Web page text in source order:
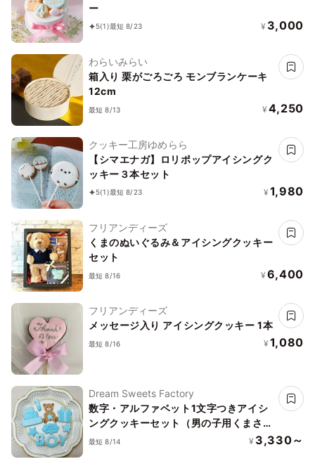
ー
5(1)最短 8/23 ¥ 3,000
わらいみらい
箱入り 栗がごろごろ モンブランケーキ
12cm
最短 8/13 ¥ 4,250
クッキー工房ゆめらら
【シマエナガ】ロリポップアイシングク
ッキー３本セット
5(1)最短 8/23 ¥ 1,980
フリアンディーズ
くまのぬいぐるみ＆アイシングクッキー
セット
最短 8/16 ¥ 6,400
フリアンディーズ
メッセージ入り アイシングクッキー 1本
最短 8/16 ¥ 1,080
Dream Sweets Factory
数字・アルファベット1文字つきアイシ
ングクッキーセット（男の子用くまさ
ん）
最短 8/14 ¥ 3,330～